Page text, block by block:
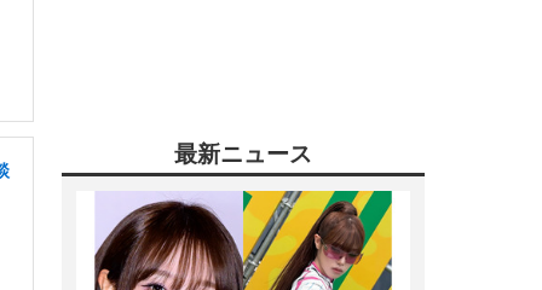
最新ニュース